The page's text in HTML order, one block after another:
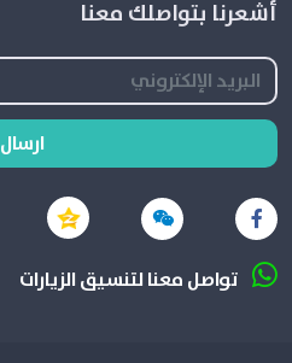
أشعرنا بتواصلك معنا
ارسال
تواصل معنا لتنسيق الزيارات